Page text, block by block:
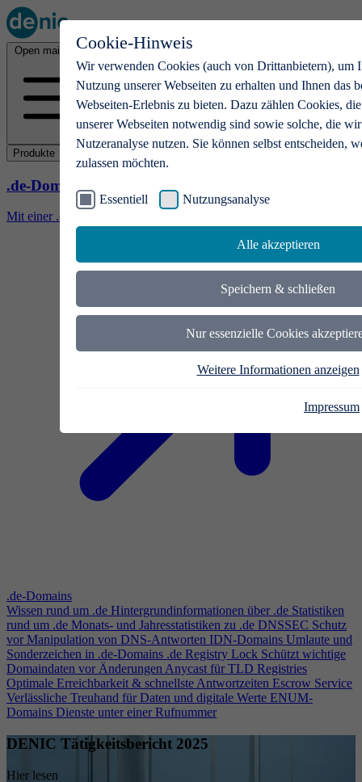
Cookie-Hinweis
Wir verwenden Cookies (auch von Drittanbietern), um
Nutzung unserer Webseiten zu erhalten und Ihnen das
Webseiten-Erlebnis zu bieten. Dazu zählen Cookies,
unserer Webseiten notwendig sind sowie solche, die
Nutzeranalyse nutzen. Sie können selbst entscheiden,
zulassen möchten.
Essentiell Nutzungsanalyse
Alle akzeptieren
Speichern & schließen
Nur essenzielle Cookies
Weitere Informationen anzeigen
Impressum
Open main menu
Produkte
.de-Domains
Mit einer .de-Domain erhalten Ideen eine Bühne
.de-Domains
Wissen rund um .de Hintergrundinformationen über .de Statistiken
rund um .de Monats- und Jahresstatistiken zu .de DNSSEC Schutz
vor Manipulation von DNS-Antworten IDN-Domains Umlaute und
Sonderzeichen in .de-Domains .de Registry Lock Schützt wichtige
Domaindaten vor ÄnderungenAnycast für TLD Registries
Optimale Erreichbarkeit & schnellste Antwortzeiten Escrow Service
Verlässliche Treuhand für Daten und digitale Werte ENUM-
Domains Dienste unter einer Rufnummer
DENIC Tätigkeitsbericht 2025
Hier lesen